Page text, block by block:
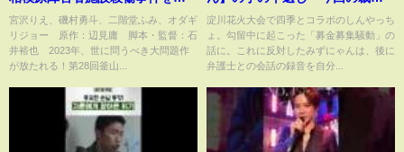
沢りえ、オダギリジョーら出演
で映画化！『月』予告編
宮沢りえ、磯村勇斗、二階堂ふみ、オダギ
リジョー 原作：辺見庸 脚本・監督：石
井裕也 2023年、世に問うべき大問題作
が放たれる！第28回釜山...
には参加させない」【魂道組
長】と通話「被害届出した?」
淀川花火大会で四季とコラボのしんやっち
ょ。勾留中に起こった「募金募集騒動」の
話に。これに反対したみずにゃんは、後に
弁護士との会話の録音を自分...